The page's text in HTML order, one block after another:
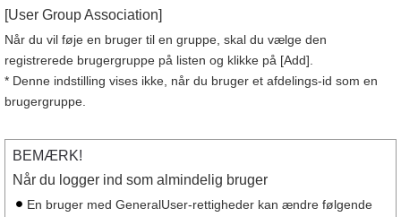
[User Group Association]
Når du vil føje en bruger til en gruppe, skal du vælge den
registrerede brugergruppe på listen og klikke på [Add].
* Denne indstilling vises ikke, når du bruger et afdelings-id som en
brugergruppe.
BEMÆRK!
Når du logger ind som almindelig bruger
En bruger med GeneralUser-rettigheder kan ændre følgende